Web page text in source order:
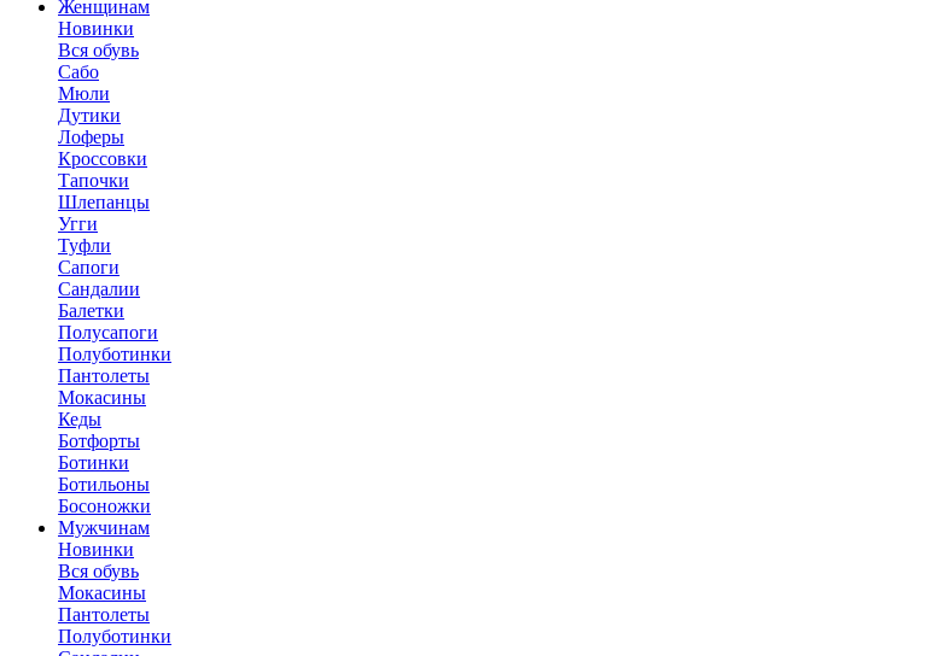
Женщинам
Новинки
Вся обувь
Сабо
Мюли
Дутики
Лоферы
Кроссовки
Тапочки
Шлепанцы
Угги
Туфли
Сапоги
Сандалии
Балетки
Полусапоги
Полуботинки
Пантолеты
Мокасины
Кеды
Ботфорты
Ботинки
Ботильоны
Босоножки
Мужчинам
Новинки
Вся обувь
Мокасины
Пантолеты
Полуботинки